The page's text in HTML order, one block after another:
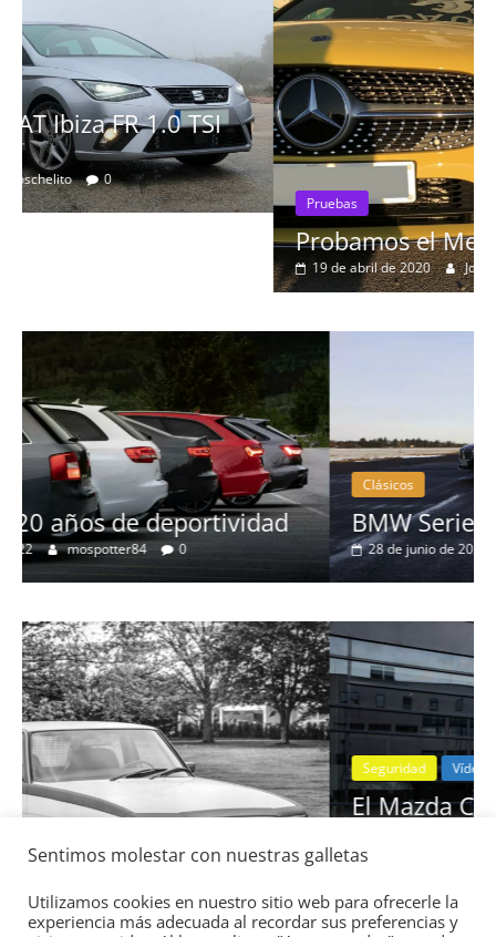
Pruebas
Probamos el Mercedes-Benz A200d
Joschelito 0
Clásicos
BMW Serie 7: lujo desde 1977
28 de junio de 2022 0
Seguridad Vídeo
El Mazda CX-5 2022 logra la máxima
nota en las pruebas de seguridad del
IIHS
11 de noviembre de 2021 mospotter84 0
Sentimos molestar con nuestras galletas
Utilizamos cookies en nuestro sitio web para ofrecerle la
experiencia más adecuada al recordar sus preferencias y